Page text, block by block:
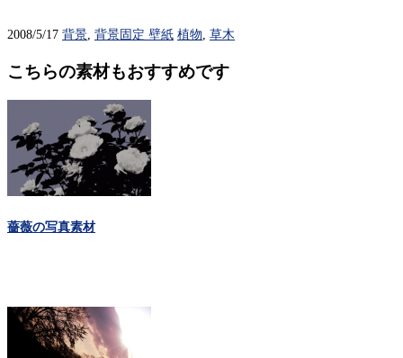
2008/5/17 背景 背景固定 壁紙 植物 草木
こちらの素材もおすすめです
薔薇の写真素材